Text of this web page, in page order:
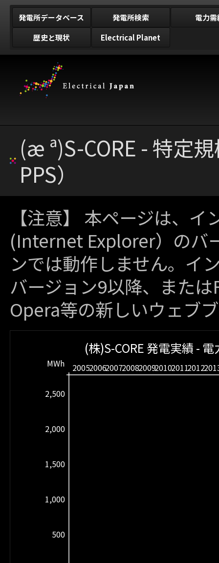
発電所データベース 発電所検索
電力需
歴史と現状
Electrical Planet
(æ ª)S-CORE - 特定
PPS）
【注意】 本ページは、
(Internet Explorer）のバ
ンでは動作しません。イ
バージョン9以降、また
Opera等の新しいウェブ
20052006200720082009201020112012
500
1,000
1,500
2,000
2,500
MWh
(株)S-CORE 発電実績 -